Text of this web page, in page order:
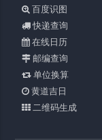
百度识图
快递查询
在线日历
邮编查询
单位换算
黄道吉日
二维码生成